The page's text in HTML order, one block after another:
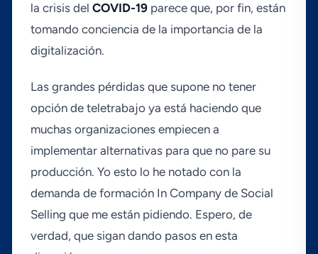
la crisis del COVID-19parece que, por fin, están
tomando conciencia de la importancia de la
digitalización.
Las grandes pérdidas que supone no tener
opción de teletrabajo ya está haciendo que
muchas organizaciones empiecen a
implementar alternativas para que no pare su
producción. Yo esto lo he notado con la
demanda de formación In Company de Social
Selling que me están pidiendo. Espero, de
verdad, que sigan dando pasos en esta